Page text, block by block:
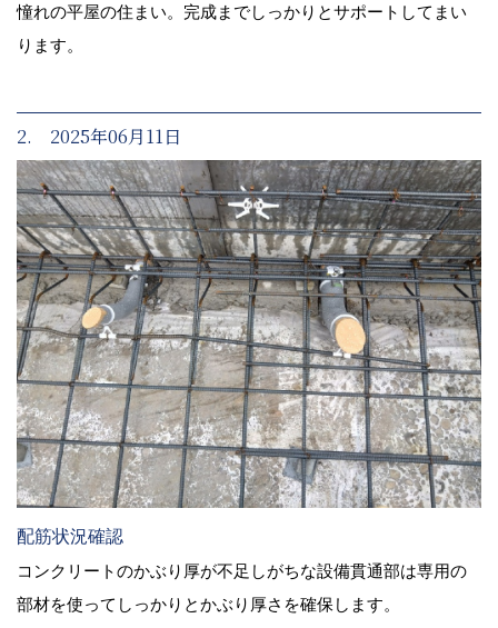
憧れの平屋の住まい。完成までしっかりとサポートしてまい
ります。
2. 2025年06月11日
配筋状況確認
コンクリートのかぶり厚が不足しがちな設備貫通部は専用の
部材を使ってしっかりとかぶり厚さを確保します。